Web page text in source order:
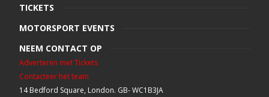
TICKETS
MOTORSPORT EVENTS
NEEM CONTACT OP
Adverteren met Tickets
Contacteer het team
14 Bedford Square, London. GB- WC1B3JA